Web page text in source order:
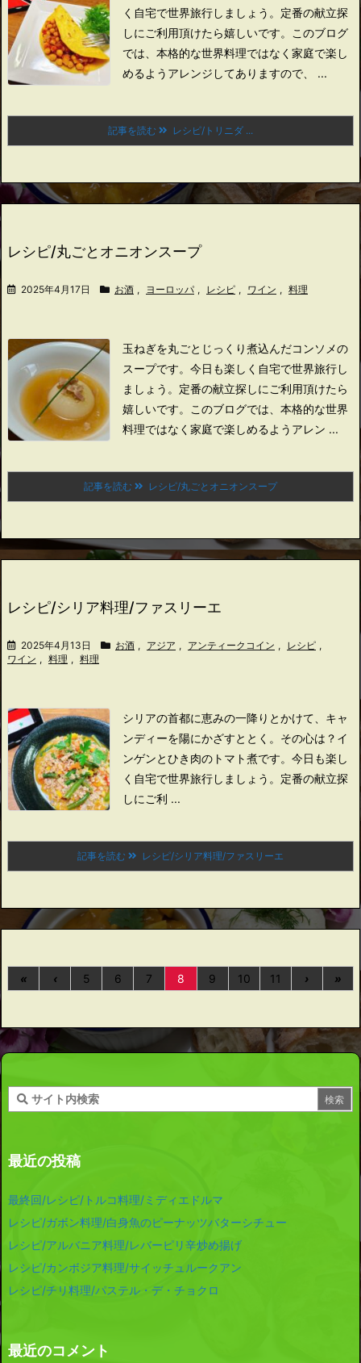
く自宅で世界旅行しましょう。 定番の献立探
しにご利用頂けたら嬉しいです。
このブログ
では、本格的な世界料理ではなく家庭で楽し
めるようアレンジしてありますので、 ...
記事を読む レシピ/トリニダ ...
レシピ/丸ごとオニオンスープ
2025年4月17日 お酒 , ヨーロッパ , レシピ , ワイン , 料理
玉ねぎを丸ごとじっくり煮込んだコンソメの
スープです。 今日も楽しく自宅で世界旅行し
ましょう。 定番の献立探しにご利用頂けたら
嬉しいです。
このブログでは、本格的な世界
料理ではなく家庭で楽しめるようアレン ...
記事を読む レシピ/丸ごとオニオンスープ
レシピ/シリア料理/ファスリーエ
2025年4月13日 お酒 , アジア , アンティークコイン , レシピ ,
ワイン , 料理 , 料理
シリアの首都に恵みの一降りとかけて、 キャ
ンディーを陽にかざすととく。 その心は？ イ
ンゲンとひき肉のトマト煮です。 今日も楽し
く自宅で世界旅行しましょう。 定番の献立探
しにご利 ...
記事を読む レシピ/シリア料理/ファスリーエ
« ‹ 5 6 7 8 9 10 11 › »
最近の投稿
最終回/レシピ/トルコ料理/ミディエドルマ
レシピ/ガボン料理/白身魚のピーナッツバターシチュー
レシピ/アルバニア料理/レバーピリ辛炒め揚げ
レシピ/カンボジア料理/サイッチュルークアン
レシピ/チリ料理/パステル・デ・チョクロ
最近のコメント